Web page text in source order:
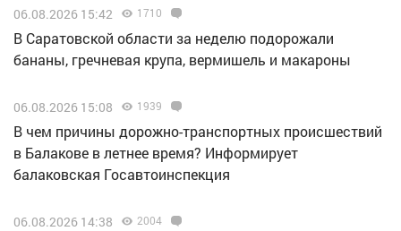
06.08.2026 15:42 1710
В Саратовской области за неделю подорожали
бананы, гречневая крупа, вермишель и макароны
06.08.2026 15:08 1939
В чем причины дорожно-транспортных происшествий
в Балакове в летнее время? Информирует
балаковская Госавтоинспекция
06.08.2026 14:38 2004